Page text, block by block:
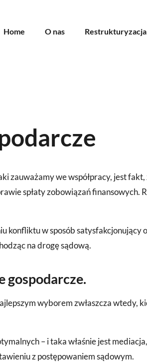
Home O nas Restrukturyzacja
zauważamy we współpracy, jest fakt,
spłaty zobowiązań finansowych.
konfliktu w sposób satysfakcjonujący
na drogę sądową.
gospodarcze.
wyborem zwłaszcza wtedy,
– i taka właśnie jest
z postępowaniem sądowym.